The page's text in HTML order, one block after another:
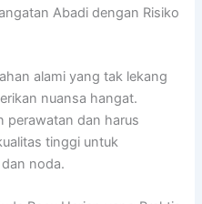
Abadi dengan Risiko
alami yang tak lekang
nuansa hangat.
perawatan dan harus
tinggi untuk
noda.